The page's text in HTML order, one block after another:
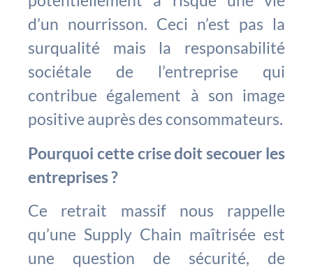
d’un nourrisson. Ceci n’est pas la
surqualité mais la responsabilité
sociétale de l’entreprise qui
contribue également à son image
positive auprès des consommateurs.
Pourquoi cette crise doit secouer les
entreprises ?
Ce retrait massif nous rappelle
qu’une Supply Chain maîtrisée est
une question de sécurité, de